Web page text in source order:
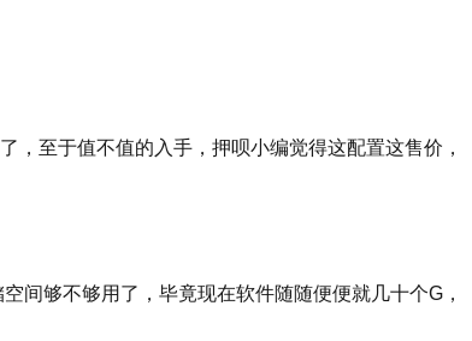
至于值不值的入手，押呗小编觉得这配置这售价，
间够不够用了，毕竟现在软件随随便便就几十个G，